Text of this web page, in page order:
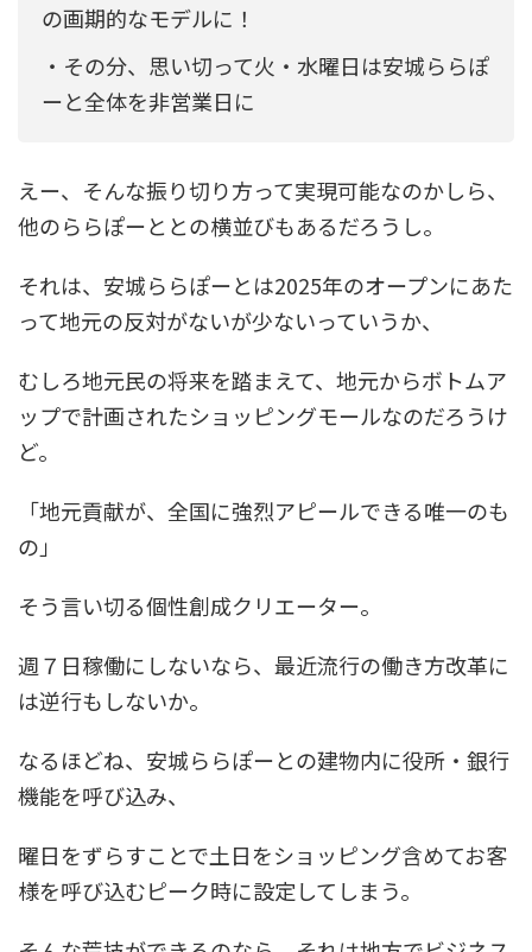
の画期的なモデルに！
・その分、思い切って火・水曜日は安城ららぽ
ーと全体を非営業日に
えー、そんな振り切り方って実現可能なのかしら、
他のららぽーととの横並びもあるだろうし。
それは、安城ららぽーとは2025年のオープンにあた
って地元の反対がないが少ないっていうか、
むしろ地元民の将来を踏まえて、地元からボトムア
ップで計画されたショッピングモールなのだろうけ
ど。
「地元貢献が、全国に強烈アピールできる唯一のも
の」
そう言い切る個性創成クリエーター。
週７日稼働にしないなら、最近流行の働き方改革に
は逆行もしないか。
なるほどね、安城ららぽーとの建物内に役所・銀行
機能を呼び込み、
曜日をずらすことで土日をショッピング含めてお客
様を呼び込むピーク時に設定してしまう。